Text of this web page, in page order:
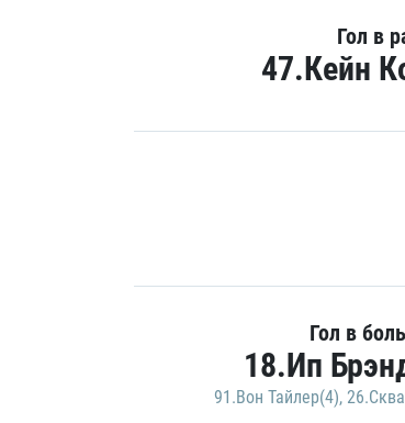
Гол в
47.Кейн
Гол в
18.Ип
91.Вон Тайлер(4),